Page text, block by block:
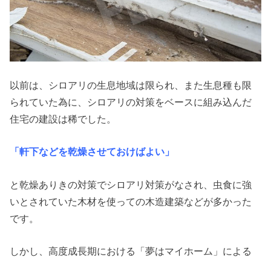
以前は、シロアリの生息地域は限られ、また生息種も限
られていた為に、シロアリの対策をベースに組み込んだ
住宅の建設は稀でした。
「軒下などを乾燥させておけばよい」
と乾燥ありきの対策でシロアリ対策がなされ、虫食に強
いとされていた木材を使っての木造建築などが多かった
です。
しかし、高度成長期における「夢はマイホーム」による